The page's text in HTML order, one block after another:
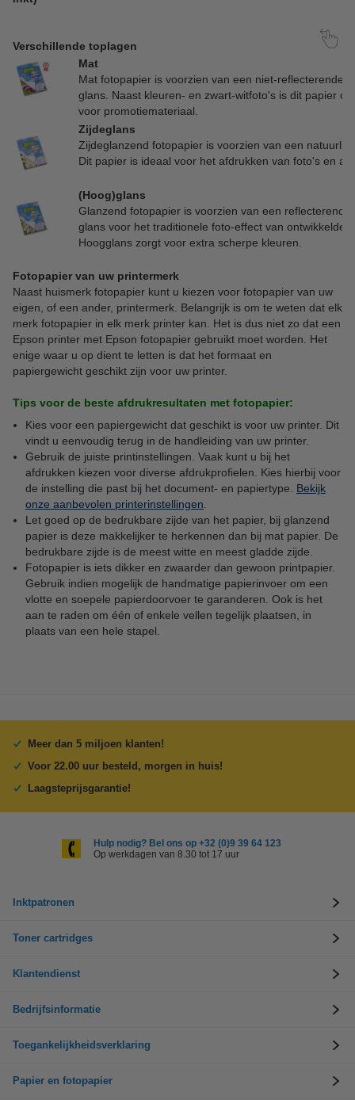
Verschillende toplagen
Mat
Mat fotopapier is voorzien van een niet-reflecterende,
glans. Naast kleuren- en zwart-witfoto's is dit papier
voor promotiemateriaal.
Zijdeglans
Zijdeglanzend fotopapier is voorzien van een
Dit papier is ideaal voor het afdrukken van foto's en
(Hoog)glans
Glanzend fotopapier is voorzien van een
glans voor het traditionele foto-effect van ontwikkelde
Hoogglans zorgt voor extra scherpe kleuren.
Fotopapier van uw printermerk
Naast huismerk fotopapier kunt u kiezen voor fotopapier van uw
eigen, of een ander, printermerk. Belangrijk is om te weten dat elk
merk fotopapier in elk merk printer kan. Het is dus niet zo dat een
Epson printer met Epson fotopapier gebruikt moet worden. Het
enige waar u op dient te letten is dat het formaat en
papiergewicht geschikt zijn voor uw printer.
Tips voor de beste afdrukresultaten met fotopapier:
Kies voor een papiergewicht dat geschikt is voor uw printer. Dit
vindt u eenvoudig terug in de handleiding van uw printer.
Gebruik de juiste printinstellingen. Vaak kunt u bij het
afdrukken kiezen voor diverse afdrukprofielen. Kies hierbij voor
de instelling die past bij het document- en papiertype. Bekijk
onze aanbevolen printerinstellingen
Let goed op de bedrukbare zijde van het papier, bij glanzend
papier is deze makkelijker te herkennen dan bij mat papier. De
bedrukbare zijde is de meest witte en meest gladde zijde.
Fotopapier is iets dikker en zwaarder dan gewoon printpapier.
Gebruik indien mogelijk de handmatige papierinvoer om een
vlotte en soepele papierdoorvoer te garanderen. Ook is het
aan te raden om één of enkele vellen tegelijk plaatsen, in
plaats van een hele stapel.
Meer dan 5 miljoen klanten!
Voor 22.00 uur besteld, morgen in huis!
Laagsteprijsgarantie!
Hulp nodig? Bel ons op +32 (0)9 39 64 123
Op werkdagen van 8.30 tot 17 uur
Inktpatronen
Toner cartridges
Klantendienst
Bedrijfsinformatie
Toegankelijkheidsverklaring
Papier en fotopapier